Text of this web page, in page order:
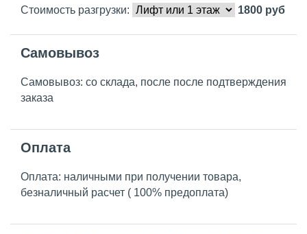
Стоимость разгрузки:
1800 руб
Самовывоз
Самовывоз: со склада, после после подтверждения
заказа
Оплата
Оплата: наличными при получении товара,
безналичный расчет ( 100% предоплата)